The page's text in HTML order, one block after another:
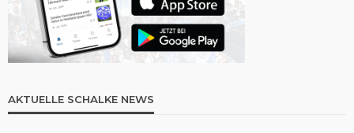
AKTUELLE SCHALKE NEWS